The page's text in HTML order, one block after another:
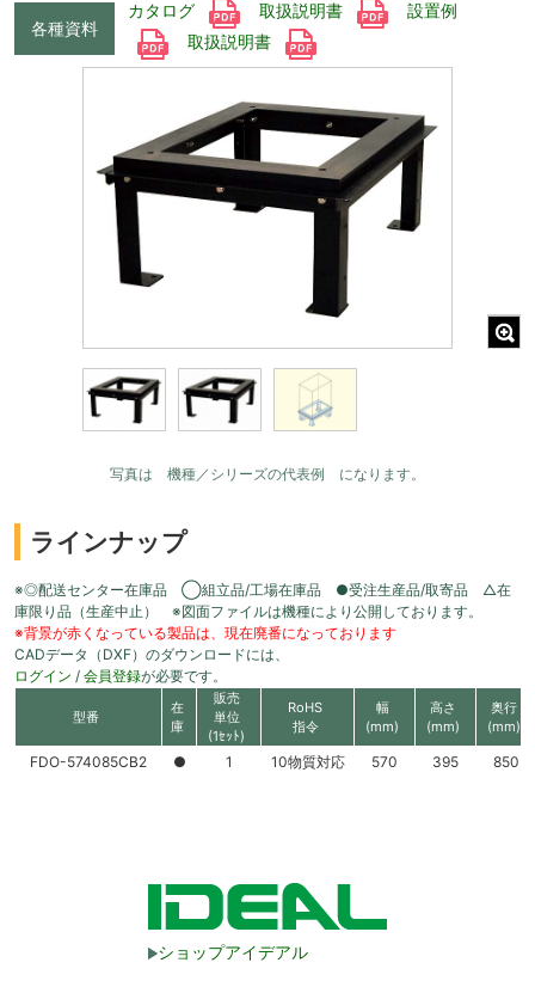
各種資料
カタログ 取扱説明書
設置例
取扱説明書
写真は 機種／シリーズの代表例 になります。
ラインナップ
※◎配送センター在庫品 ◯組立品/工場在庫品 ●受注生産品/取寄品 △在
庫限り品（生産中止） ※図面ファイルは機種により公開しております。
※背景が赤くなっている製品は、現在廃番になっております
CADデータ（DXF）のダウンロードには、
ログイン / 会員登録が必要です。
型番
在
庫
販売
単位
(1ｾｯﾄ)
RoHS
指令
幅
(mm)
高さ
(mm)
奥行
(mm)
FDO-574085CB2 ● 1 10物質対応 570 395 850
ショップアイデアル